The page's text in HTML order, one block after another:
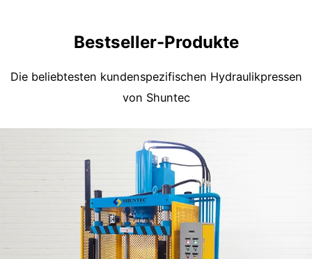
Bestseller-Produkte
Die beliebtesten kundenspezifischen Hydraulikpressen
von Shuntec